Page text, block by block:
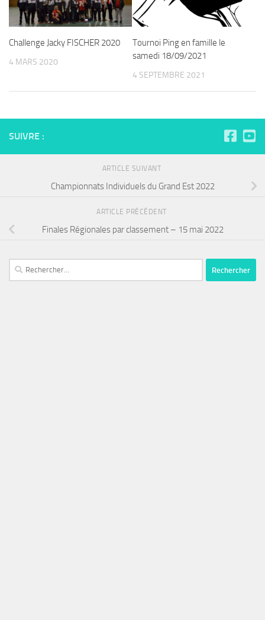
Challenge Jacky FISCHER 2020
4 MARS 2020
Tournoi Ping en famille le
samedi 18/09/2021
4 SEPTEMBRE 2021
SUIVRE :
ARTICLE SUIVANT
Championnats Individuels du Grand Est 2022
ARTICLE PRÉCÉDENT
Finales Régionales par classement – 15 mai 2022
Rechercher :